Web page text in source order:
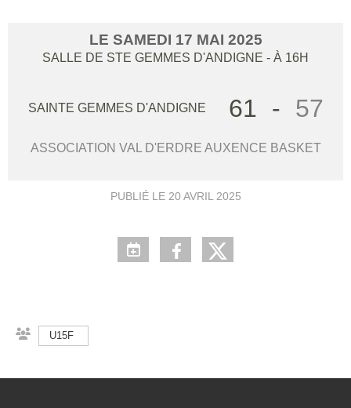
LE SAMEDI 17 MAI 2025
SALLE DE STE GEMMES D'ANDIGNE - À 16H
SAINTE GEMMES D'ANDIGNE 61 - 57
ASSOCIATION VAL D'ERDRE AUXENCE BASKET
PUBLIÉ LE 20 AVRIL 2025
U15F